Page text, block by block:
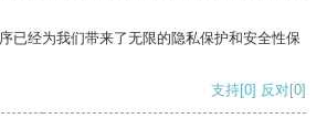
已经为我们带来了无限的隐私保护和安全性保
支持[0] 反对[0]